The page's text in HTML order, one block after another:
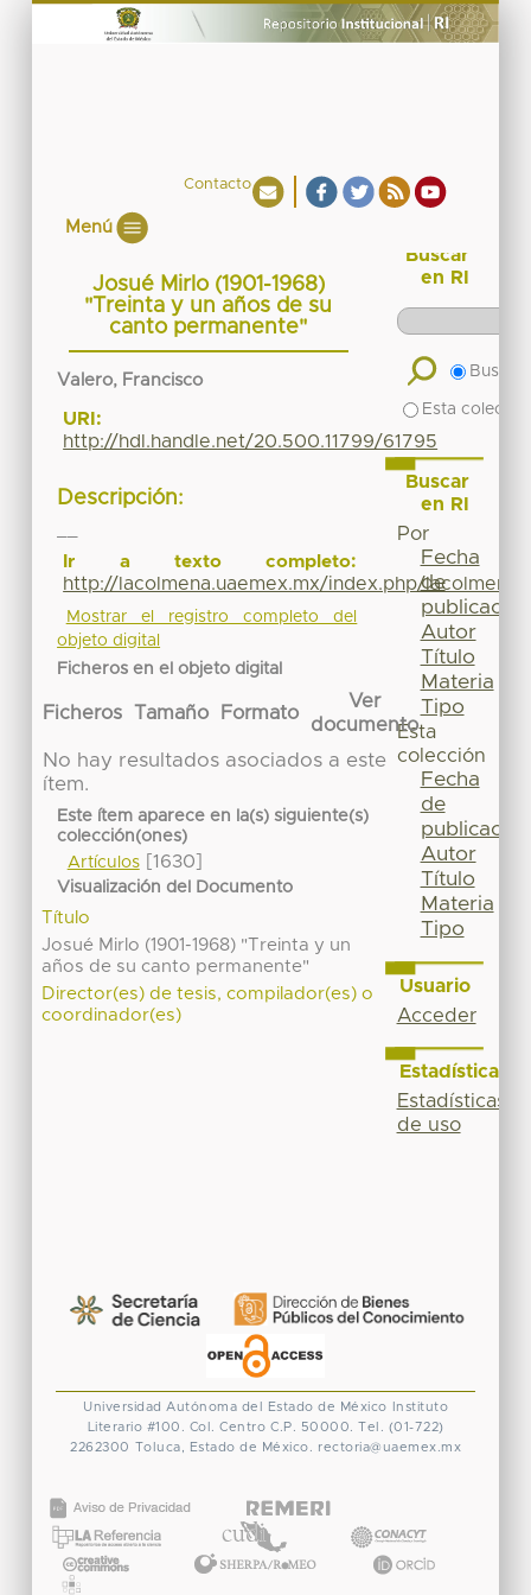
Contacto
Menú
Josué Mirlo (1901-1968)
"Treinta y un años de su
canto permanente"
Valero, Francisco
URI:
http://hdl.handle.net/20.500.11799/61795
Descripción:
Ir a texto completo:
http://lacolmena.uaemex.mx/index.php/
Mostrar el registro completo del
objeto digital
Ficheros en el objeto digital
Ficheros Tamaño Formato
Ver
documento
No hay resultados asociados a este
ítem.
Este ítem aparece en la(s) siguiente(s)
colección(ones)
Artículos[1630]
Visualización del Documento
Título
Josué Mirlo (1901-1968) "Treinta y un
años de su canto permanente"
Director(es) de tesis, compilador(es) o
coordinador(es)
Buscar
en RI
Buscar
Esta
Buscar
en RI
Por
Fecha
de
publicación
Autor
Título
Materia
Tipo
Esta
colección
Fecha
de
publicación
Autor
Título
Materia
Tipo
Usuario
Acceder
Estadísticas
Estadísticas
de uso
Universidad Autónoma del Estado de México
Instituto
Literario #100. Col. Centro C.P. 50000. Tel. (01-722)
2262300 Toluca, Estado de México. rectoria@uaemex.mx